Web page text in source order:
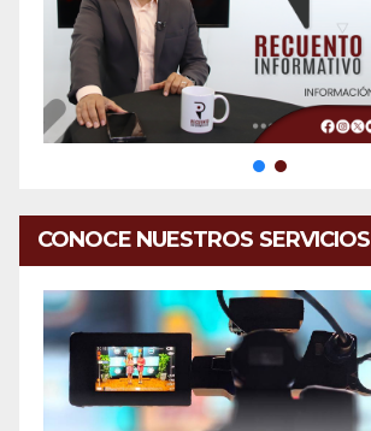
CONOCE NUESTROS SERVICIOS